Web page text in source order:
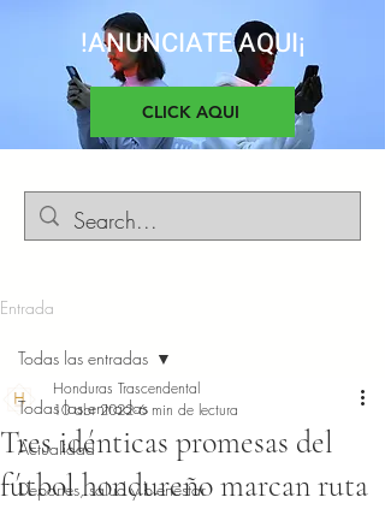
!ANUNCIATE AQUI¡
CLICK AQUI
Entrada
Todas las entradas
Actualidad
Deportes, salud y bienestar
Todas las entradas
Tres idénticas promesas del
fútbol hondureño marcan ruta
Honduras Trascendental
10 abr 2022 6 min de lectura